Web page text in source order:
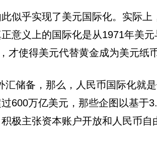
似乎实现了美元国际化。实际
意义上的国际化是从1971年美
使得美元代替黄金成为美元纸
储备，那么，人民币国际化就
600万亿美元，那些企图以基于
极主张资本账户开放和人民币